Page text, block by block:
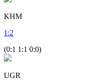
KHM
1 :2
(0:1 1:1 0:0)
UGR